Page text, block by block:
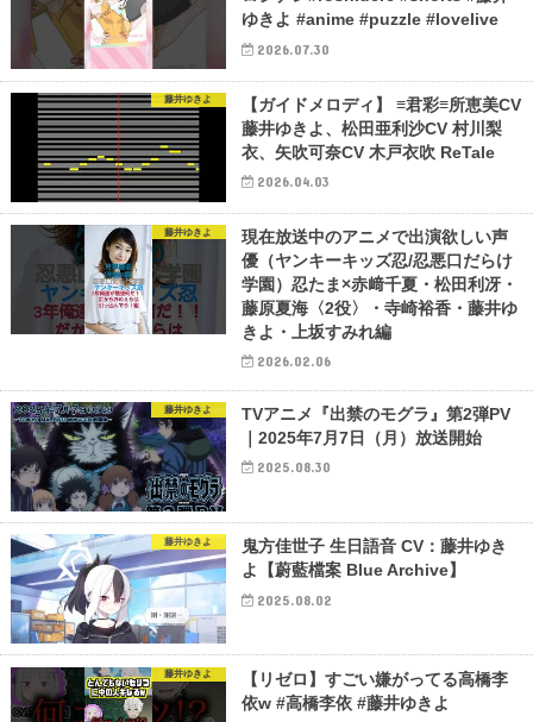
ゆきよ #anime #puzzle #lovelive
2026.07.30
藤井ゆきよ
【ガイドメロディ】 ≡君彩≡所恵美CV
藤井ゆきよ、松田亜利沙CV 村川梨
衣、矢吹可奈CV 木戸衣吹 ReTale
2026.04.03
藤井ゆきよ
現在放送中のアニメで出演欲しい声
優（ヤンキーキッズ忍/忍悪口だらけ
学園）忍たま×赤﨑千夏・松田利冴・
藤原夏海〈2役〉・寺崎裕香・藤井ゆ
きよ・上坂すみれ編
2026.02.06
藤井ゆきよ
TVアニメ『出禁のモグラ』第2弾PV
｜2025年7月7日（月）放送開始
2025.08.30
藤井ゆきよ
鬼方佳世子 生日語音 CV：藤井ゆき
よ【蔚藍檔案 Blue Archive】
2025.08.02
藤井ゆきよ
【リゼロ】すごい嫌がってる高橋李
依w #高橋李依 #藤井ゆきよ